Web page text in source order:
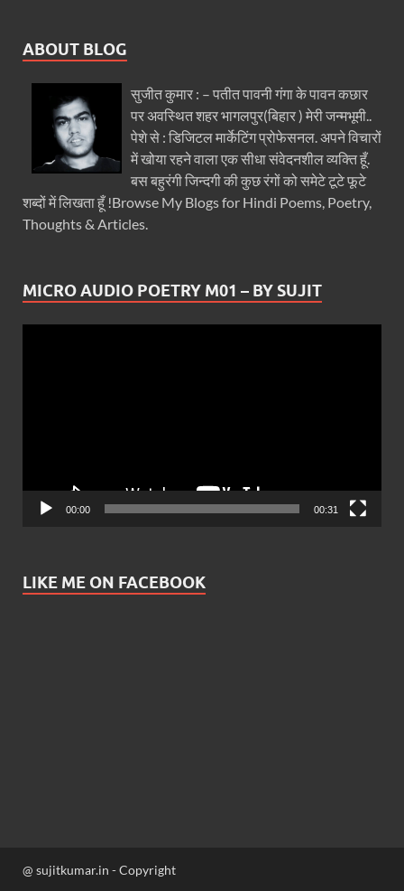
ABOUT BLOG
सुजीत कुमार : – पतीत पावनी गंगा के पावन कछार
पर अवस्थित शहर भागलपुर(बिहार ) मेरी जन्मभूमी..
पेशे से : डिजिटल मार्केटिंग प्रोफेसनल. अपने विचारों
में खोया रहने वाला एक सीधा संवेदनशील व्यक्ति हूँ.
बस बहुरंगी जिन्दगी की कुछ रंगों को समेटे टूटे फूटे
शब्दों में लिखता हूँ !Browse My Blogs for Hindi Poems, Poetry,
Thoughts & Articles.
MICRO AUDIO POETRY M01 – BY SUJIT
00:00 00:31
LIKE ME ON FACEBOOK
@ sujitkumar.in - Copyright